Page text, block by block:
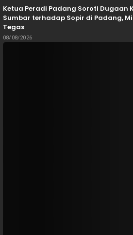
Ketua Peradi Padang Soroti Dugaan
Sumbar terhadap Sopir di Padang,
Tegas
08/08/2026